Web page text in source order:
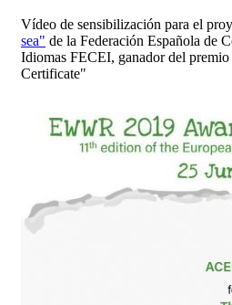
Vídeo de sensibilización para el
sea" de la Federación Española de
Idiomas FECEI, ganador del premio
Certificate"